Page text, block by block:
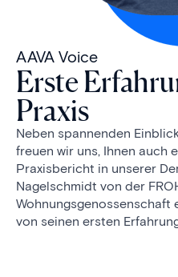
AAVA Voice
Erste
Praxis
Neben spannenden
freuen wir uns, Ihnen auch
Praxisbericht in unserer
Nagelschmidt von der
von seinen ersten